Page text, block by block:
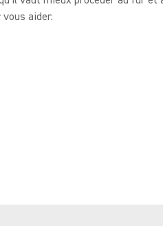
aider.